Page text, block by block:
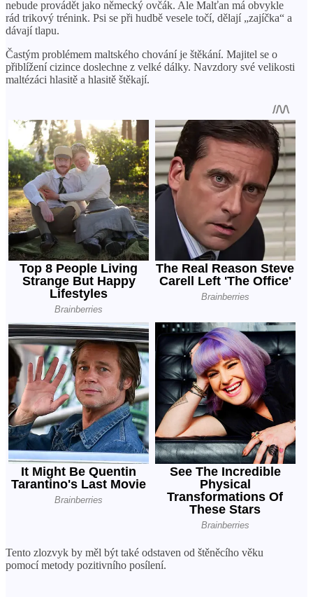
nebude provádět jako německý ovčák. Ale Malťan má obvykle
rád trikový trénink. Psi se při hudbě vesele točí, dělají „zajíčka“ a
dávají tlapu.
Častým problémem maltského chování je štěkání. Majitel se o
přiblížení cizince doslechne z velké dálky. Navzdory své velikosti
maltézáci hlasitě a hlasitě štěkají.
Tento zlozvyk by měl být také odstaven od štěněcího věku
pomocí metody pozitivního posílení.